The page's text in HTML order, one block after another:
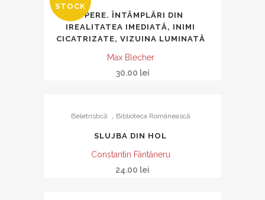
STOCK
OPERE. ÎNTÂMPLĂRI DIN
IREALITATEA IMEDIATĂ, INIMI
CICATRIZATE, VIZUINA LUMINATĂ
Max Blecher
30.00 lei
Beletristică Biblioteca Românească
SLUJBA DIN HOL
Constantin Fântâneru
24.00 lei